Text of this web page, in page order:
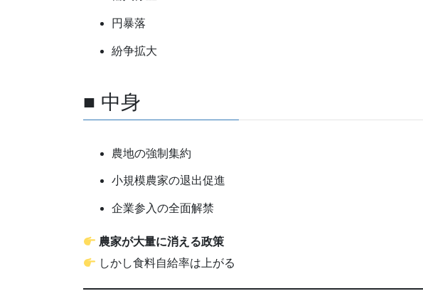
円暴落
紛争拡大
■ 中身
農地の強制集約
小規模農家の退出促進
企業参入の全面解禁
農家が大量に消える政策
しかし食料自給率は上がる